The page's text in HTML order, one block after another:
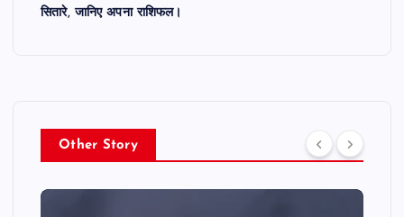
सितारे, जानिए अपना राशिफल।
Other Story